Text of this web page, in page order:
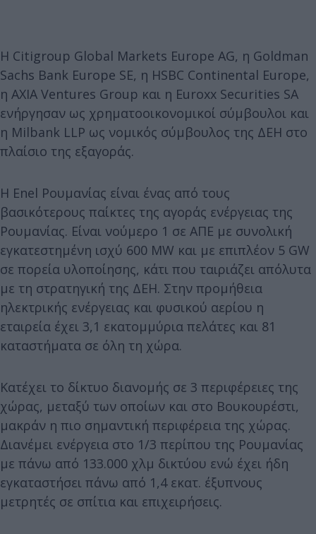
Η Citigroup Global Markets Europe AG, η Goldman
Sachs Bank Europe SE, η HSBC Continental Europe,
η AXIA Ventures Group και η Euroxx Securities SA
ενήργησαν ως χρηματοοικονομικοί σύμβουλοι και
η Milbank LLP ως νομικός σύμβουλος της ΔΕΗ στο
πλαίσιο της εξαγοράς.
Η Enel Ρουμανίας είναι ένας από τους
βασικότερους παίκτες της αγοράς ενέργειας της
Ρουμανίας. Είναι νούμερο 1 σε ΑΠΕ με συνολική
εγκατεστημένη ισχύ 600 MW και με επιπλέον 5 GW
σε πορεία υλοποίησης, κάτι που ταιριάζει απόλυτα
με τη στρατηγική της ΔΕΗ. Στην προμήθεια
ηλεκτρικής ενέργειας και φυσικού αερίου η
εταιρεία έχει 3,1 εκατομμύρια πελάτες και 81
καταστήματα σε όλη τη χώρα.
Κατέχει το δίκτυο διανομής σε 3 περιφέρειες της
χώρας, μεταξύ των οποίων και στο Βουκουρέστι,
μακράν η πιο σημαντική περιφέρεια της χώρας.
Διανέμει ενέργεια στο 1/3 περίπου της Ρουμανίας
με πάνω από 133.000 χλμ δικτύου ενώ έχει ήδη
εγκαταστήσει πάνω από 1,4 εκατ. έξυπνους
μετρητές σε σπίτια και επιχειρήσεις.